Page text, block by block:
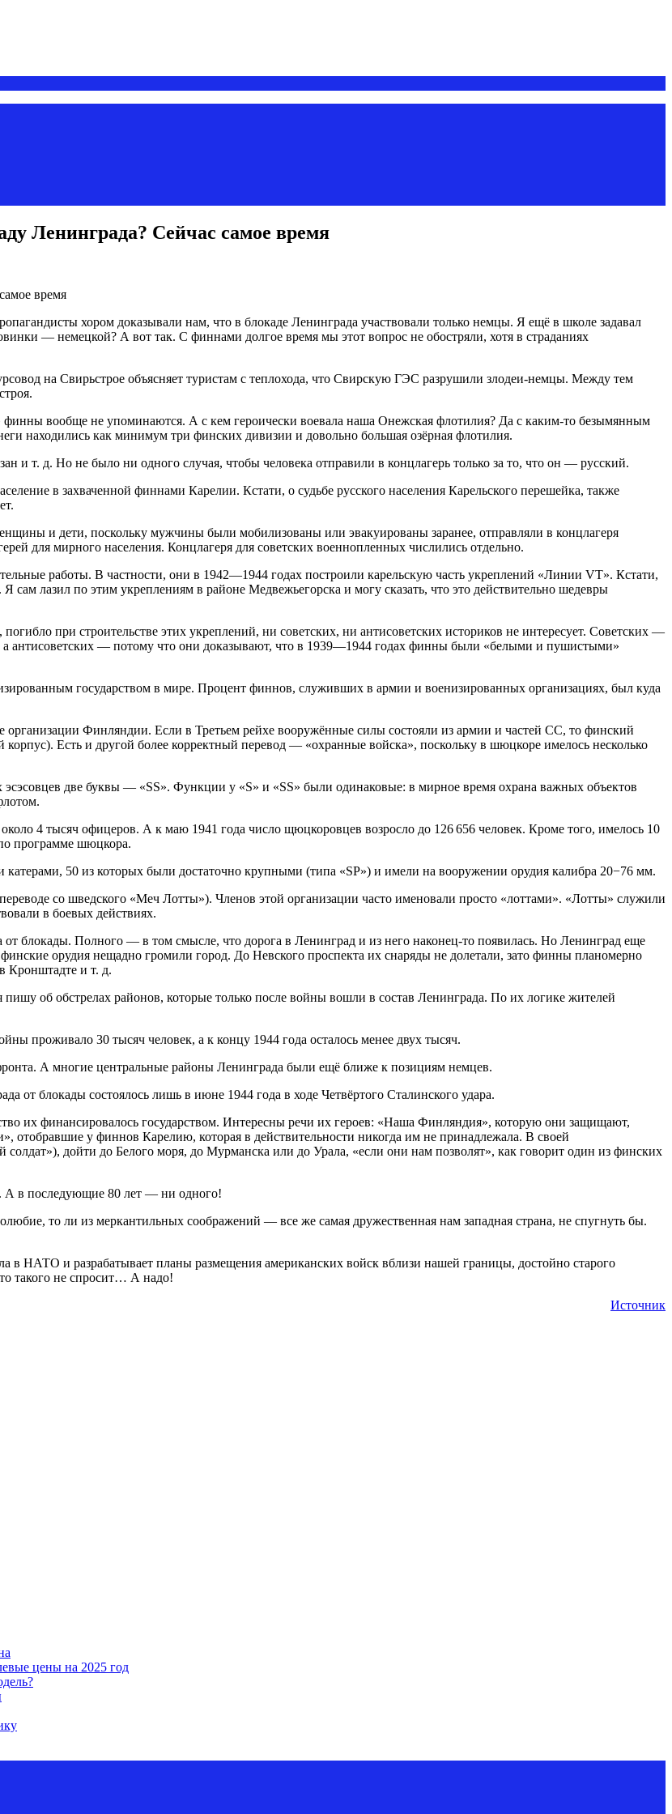
Ленинграда? Сейчас самое время
хором доказывали нам, что в блокаде Ленинграда участвовали только немцы. Я ещё в школе задавал
— немецкой? А вот так. С финнами долгое время мы этот вопрос не обостряли, хотя в страданиях
на Свирьстрое объясняет туристам с теплохода, что Свирскую ГЭС разрушили злодеи-немцы. Между тем
вообще не упоминаются. А с кем героически воевала наша Онежская флотилия? Да с каким-то безымянным
находились как минимум три финских дивизии и довольно большая озёрная флотилия.
и т. д. Но не было ни одного случая, чтобы человека отправили в концлагерь только за то, что он — русский.
в захваченной финнами Карелии. Кстати, о судьбе русского населения Карельского перешейка, также
и дети, поскольку мужчины были мобилизованы или эвакуированы заранее, отправляли в концлагеря
для мирного населения. Концлагеря для советских военнопленных числились отдельно.
работы. В частности, они в 1942—1944 годах построили карельскую часть укреплений «Линии VT». Кстати,
лазил по этим укреплениям в районе Медвежьегорска и могу сказать, что это действительно шедевры
при строительстве этих укреплений, ни советских, ни антисоветских историков не интересует. Советских —
антисоветских — потому что они доказывают, что в 1939—1944 годах финны были «белыми и пушистыми»
государством в мире. Процент финнов, служивших в армии и военизированных организациях, был куда
организации Финляндии. Если в Третьем рейхе вооружённые силы состояли из армии и частей СС, то финский
Есть и другой более корректный перевод — «охранные войска», поскольку в шюцкоре имелось несколько
эсэсовцев две буквы — «SS». Функции у «S» и «SS» были одинаковые: в мирное время охрана важных объектов
4 тысяч офицеров. А к маю 1941 года число щюцкоровцев возросло до 126 656 человек. Кроме того, имелось 10
программе шюцкора.
50 из которых были достаточно крупными (типа «SP») и имели на вооружении орудия калибра 20−76 мм.
со шведского «Меч Лотты»). Членов этой организации часто именовали просто «лоттами». «Лотты» служили
в боевых действиях.
блокады. Полного — в том смысле, что дорога в Ленинград и из него наконец-то появилась. Но Ленинград еще
орудия нещадно громили город. До Невского проспекта их снаряды не долетали, зато финны планомерно
Кронштадте и т. д.
об обстрелах районов, которые только после войны вошли в состав Ленинграда. По их логике жителей
проживало 30 тысяч человек, а к концу 1944 года осталось менее двух тысяч.
А многие центральные районы Ленинграда были ещё ближе к позициям немцев.
от блокады состоялось лишь в июне 1944 года в ходе Четвёртого Сталинского удара.
их финансировалось государством. Интересны речи их героев: «Наша Финляндия», которую они защищают,
отобравшие у финнов Карелию, которая в действительности никогда им не принадлежала. В своей
дойти до Белого моря, до Мурманска или до Урала, «если они нам позволят», как говорит один из финских
в последующие 80 лет — ни одного!
то ли из меркантильных соображений — все же самая дружественная нам западная страна, не спугнуть бы.
в НАТО и разрабатывает планы размещения американских войск вблизи нашей границы, достойно старого
такого не спросит… А надо!
Источник
цены на 2025 год